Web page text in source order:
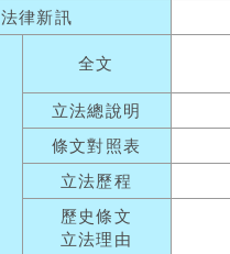
法律新訊
全文
立法總說明
條文對照表
立法歷程
歷史條文
立法理由